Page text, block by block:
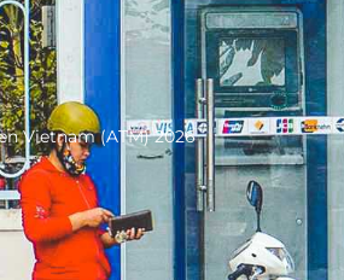
Vietnam (ATM) 2026